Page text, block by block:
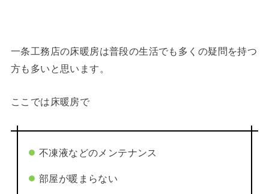
一条工務店の床暖房は普段の生活でも多くの疑問を持つ
方も多いと思います。
ここでは床暖房で
不凍液などのメンテナンス
部屋が暖まらない